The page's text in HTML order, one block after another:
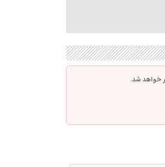
خواهد شد.